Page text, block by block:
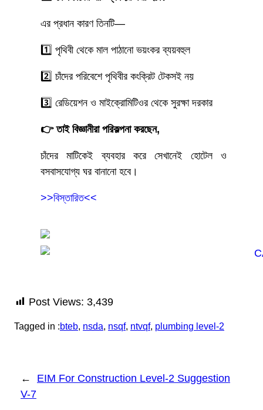
এর প্রধান কারণ তিনটি—
1️⃣ পৃথিবী থেকে মাল পাঠানো ভয়ংকর ব্যয়বহুল
2️⃣ চাঁদের পরিবেশে পৃথিবীর কংক্রিট টেকসই নয়
3️⃣ রেডিয়েশন ও মাইক্রোমিটিওর থেকে সুরক্ষা দরকার
👉 তাই বিজ্ঞানীরা পরিকল্পনা করছেন,
চাঁদের মাটিকেই ব্যবহার করে সেখানেই হোটেল ও
বসবাসযোগ্য ঘর বানানো হবে।
>>বিস্তারিত<<
Post Views: 3,439
Tagged in :bteb, nsda, nsqf, ntvqf, plumbing level-2
←
EIM For Construction Level-2 Suggestion
V-7